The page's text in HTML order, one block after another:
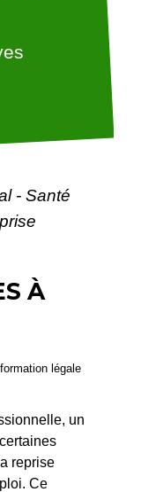
- Santé
À
légale
un
reprise
Ce